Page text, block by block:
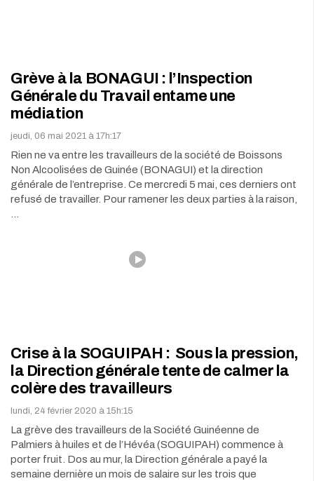
Grève à la BONAGUI : l’Inspection
Générale du Travail entame une
médiation
jeudi, 06 mai 2021 à 17h:17
Rien ne va entre les travailleurs de la société de Boissons
Non Alcoolisées de Guinée (BONAGUI) et la direction
générale de l’entreprise. Ce mercredi 5 mai, ces derniers ont
refusé de travailler. Pour ramener les deux parties à la raison,
Crise à la SOGUIPAH : Sous la pression,
la Direction générale tente de calmer la
colère des travailleurs
lundi, 24 février 2020 à 15h:15
La grève des travailleurs de la Société Guinéenne de
Palmiers à huiles et de l’Hévéa (SOGUIPAH) commence à
porter fruit. Dos au mur, la Direction générale a payé la
semaine dernière un mois de salaire sur les trois que